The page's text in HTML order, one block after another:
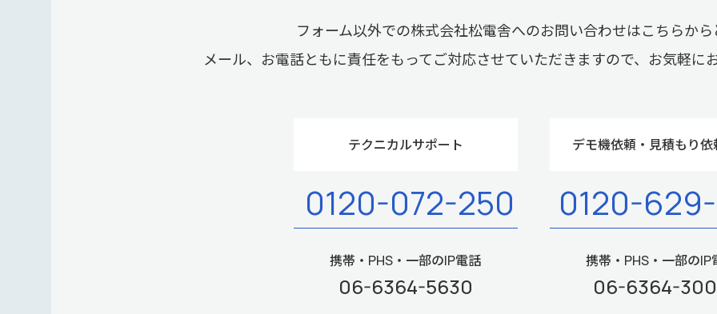
フォーム以外での株式会社松電舎へのお問い合わせはこちらか
メール、お電話ともに責任をもってご対応させていただきますので、お気軽に
テクニカルサポート
0120-072-250
携帯・PHS・一部のIP電話
06-6364-5630
デモ機依頼・見積もり依
0120-
携帯・PHS・一部のIP
06-6364-